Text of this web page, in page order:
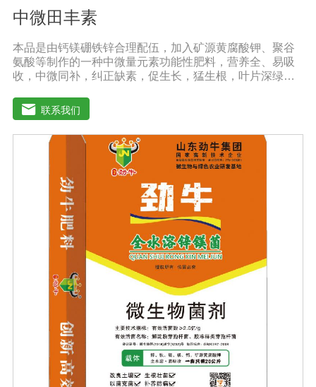
中微田丰素
本品是由钙镁硼铁锌合理配伍，加入矿源黄腐酸钾、聚谷
氨酸等制作的一种中微量元素功能性肥料，营养全、易吸
收，中微同补，纠正缺素，促生长，猛生根，叶片深绿，
物种个生长阶段的营养需求，预防作物因缺素引起的多种
病害，营养全面，肥效持久，改善作物品质，增产幅度大
大提高。适应作物：各种粮、棉、油等大田作物，瓜果蔬
菜、根茎作物、花卉、园林及各种经济作物等。用法用
量：冲施、滴灌、撒施、机播、混播、基施均可，一般亩
用量18-20公斤，作物缺素严重且有死苗烂根现象等地块，
亩用量30-40公斤。注意事项：◆施肥时请注意种肥隔离，
勿与根系直接接触。◆存放在阴凉干燥处保存。◆长时间
存放可能产生板结现象，不影响产品效果。
联系我们